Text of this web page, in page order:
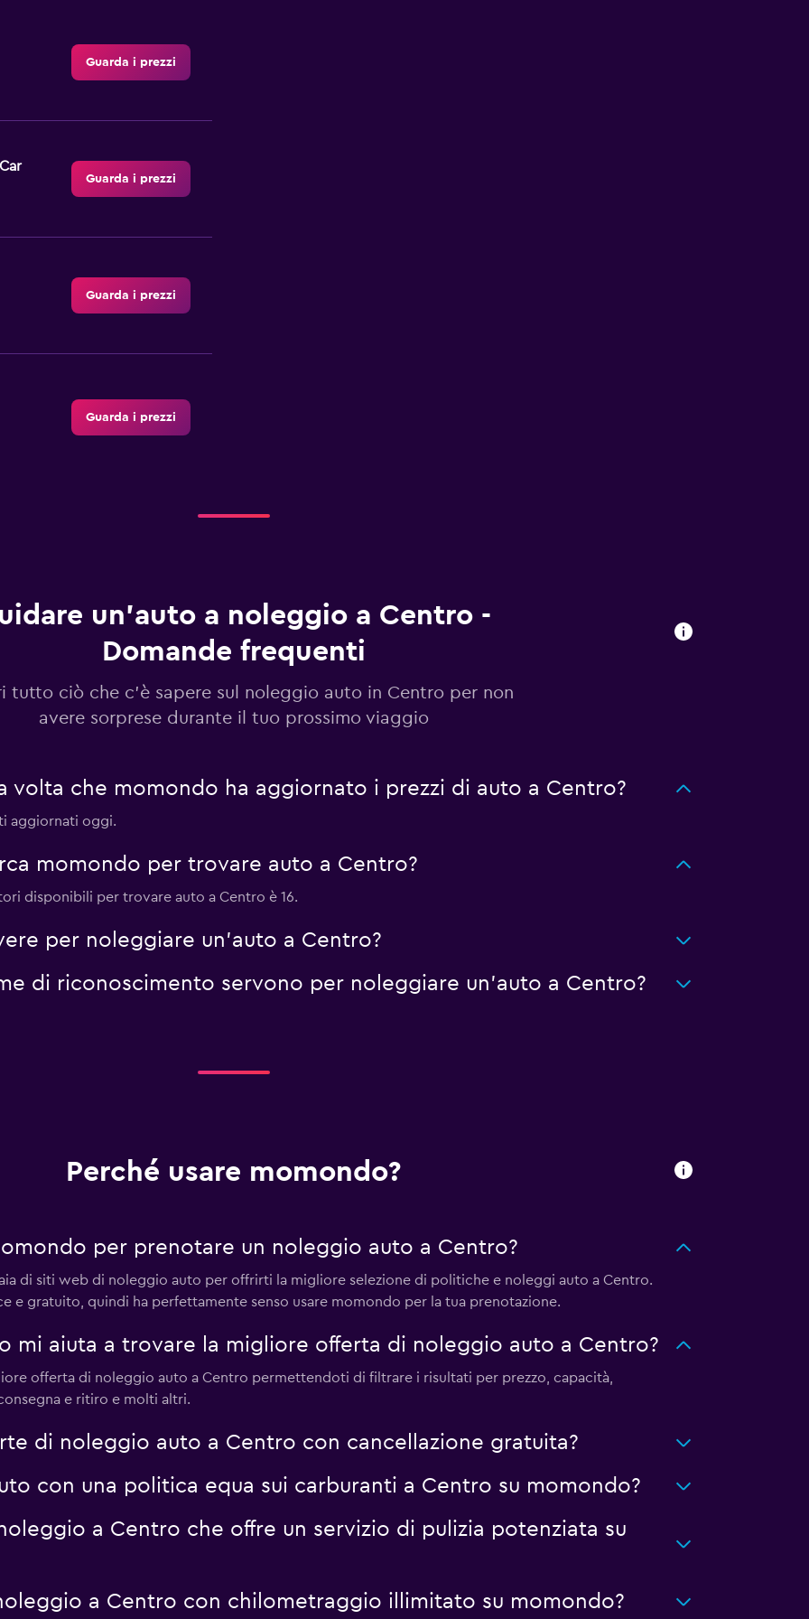
Guarda i prezzi
Guarda i prezzi
Guarda i prezzi
Guarda i prezzi
Guarda i prezzi
Guarda i prezzi
un'auto a noleggio a Centro -
Domande frequenti
tutto ciò che c'è sapere sul noleggio auto in Centro per non
avere sorprese durante il tuo prossimo viaggio
volta che momondo ha aggiornato i prezzi di auto a Centro?
aggiornati oggi.
momondo per trovare auto a Centro?
disponibili per trovare auto a Centro è 16.
per noleggiare un'auto a Centro?
di riconoscimento servono per noleggiare un'auto a Centro?
Perché usare momondo?
per prenotare un noleggio auto a Centro?
di siti web di noleggio auto per offrirti la migliore selezione di politiche e noleggi auto a Centro.
e gratuito, quindi ha perfettamente senso usare momondo per la tua prenotazione.
mi aiuta a trovare la migliore offerta di noleggio auto a Centro?
offerta di noleggio auto a Centro permettendoti di filtrare i risultati per prezzo, capacità,
e ritiro e molti altri.
di noleggio auto a Centro con cancellazione gratuita?
con una politica equa sui carburanti a Centro su momondo?
a Centro che offre un servizio di pulizia potenziata su
a Centro con chilometraggio illimitato su momondo?